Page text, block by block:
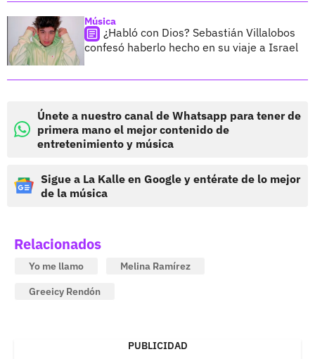
Música
¿Habló con Dios? Sebastián Villalobos
confesó haberlo hecho en su viaje a Israel
Únete a nuestro canal de Whatsapp para tener de
primera mano el mejor contenido de
entretenimiento y música
Sigue a La Kalle en Google y entérate de lo mejor
de la música
Relacionados
Yo me llamo
Melina Ramírez
Greeicy Rendón
PUBLICIDAD